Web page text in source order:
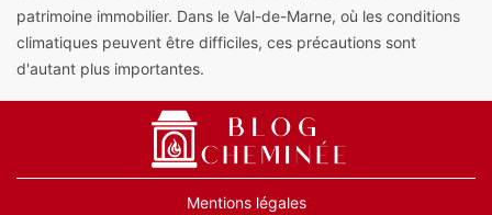
patrimoine immobilier. Dans le Val-de-Marne, où les conditions
climatiques peuvent être difficiles, ces précautions sont
d'autant plus importantes.
Mentions légales